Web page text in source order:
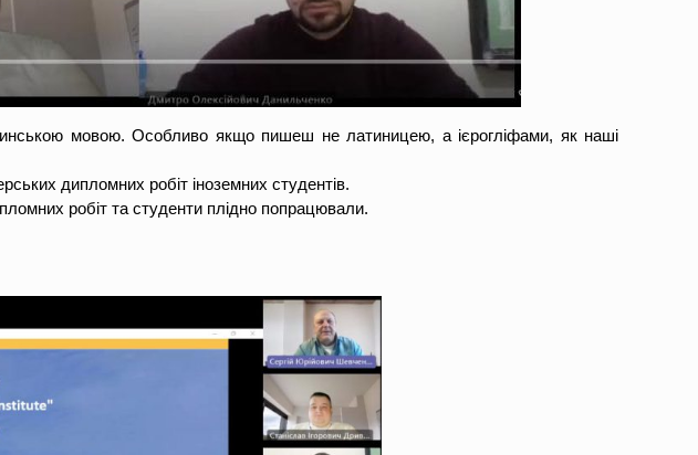
мовою. Особливо якщо пишеш не латиницею, а ієрогліфами, як наші
дипломних робіт іноземних студентів.
робіт та студенти плідно попрацювали.